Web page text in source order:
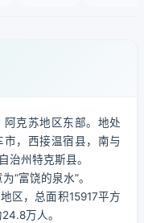
克苏地区东部。地处
，西接温宿县，南与
治州特克斯县。
“富饶的泉水”。
区，总面积15917平方
万人。